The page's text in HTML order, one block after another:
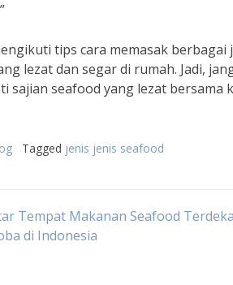
tips cara memasak
lezat dan segar di rumah. Jadi,
sajian seafood yang lezat bersama
Tagged jenis jenis seafood
Tempat Makanan Seafood
di Indonesia